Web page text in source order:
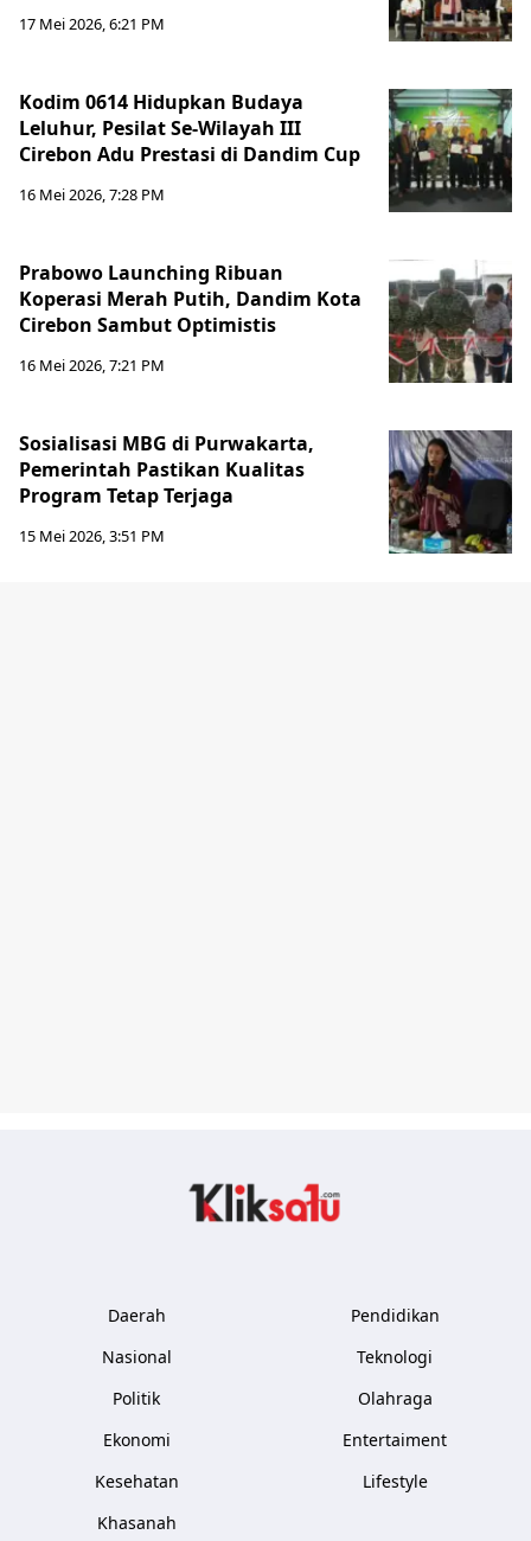
17 Mei 2026, 6:21 PM
Kodim 0614 Hidupkan Budaya
Leluhur, Pesilat Se-Wilayah III
Cirebon Adu Prestasi di Dandim Cup
16 Mei 2026, 7:28 PM
Prabowo Launching Ribuan
Koperasi Merah Putih, Dandim Kota
Cirebon Sambut Optimistis
16 Mei 2026, 7:21 PM
Sosialisasi MBG di Purwakarta,
Pemerintah Pastikan Kualitas
Program Tetap Terjaga
15 Mei 2026, 3:51 PM
Daerah
Nasional
Politik
Ekonomi
Kesehatan
Khasanah
Pendidikan
Teknologi
Olahraga
Entertaiment
Lifestyle